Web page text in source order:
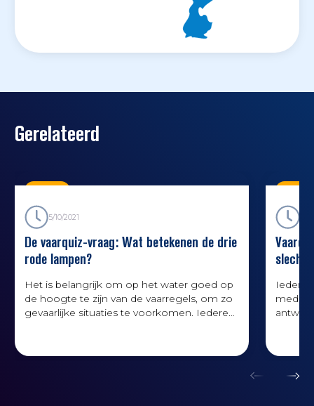
Gerelateerd
5/10/2021
De vaarquiz-vraag: Wat betekenen de drie
rode lampen?
Het is belangrijk om op het water goed op
de hoogte te zijn van de vaarregels, om zo
gevaarlijke situaties te voorkomen. Iedere
juiste antwoord, met toelichting, volgt een
slecht
Iedere
media